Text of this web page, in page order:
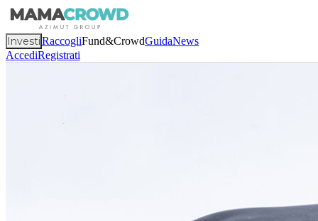
InvestiRaccogliFund&CrowdGuidaNews
AccediRegistrati